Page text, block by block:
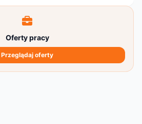
Oferty pracy
Przeglądaj oferty